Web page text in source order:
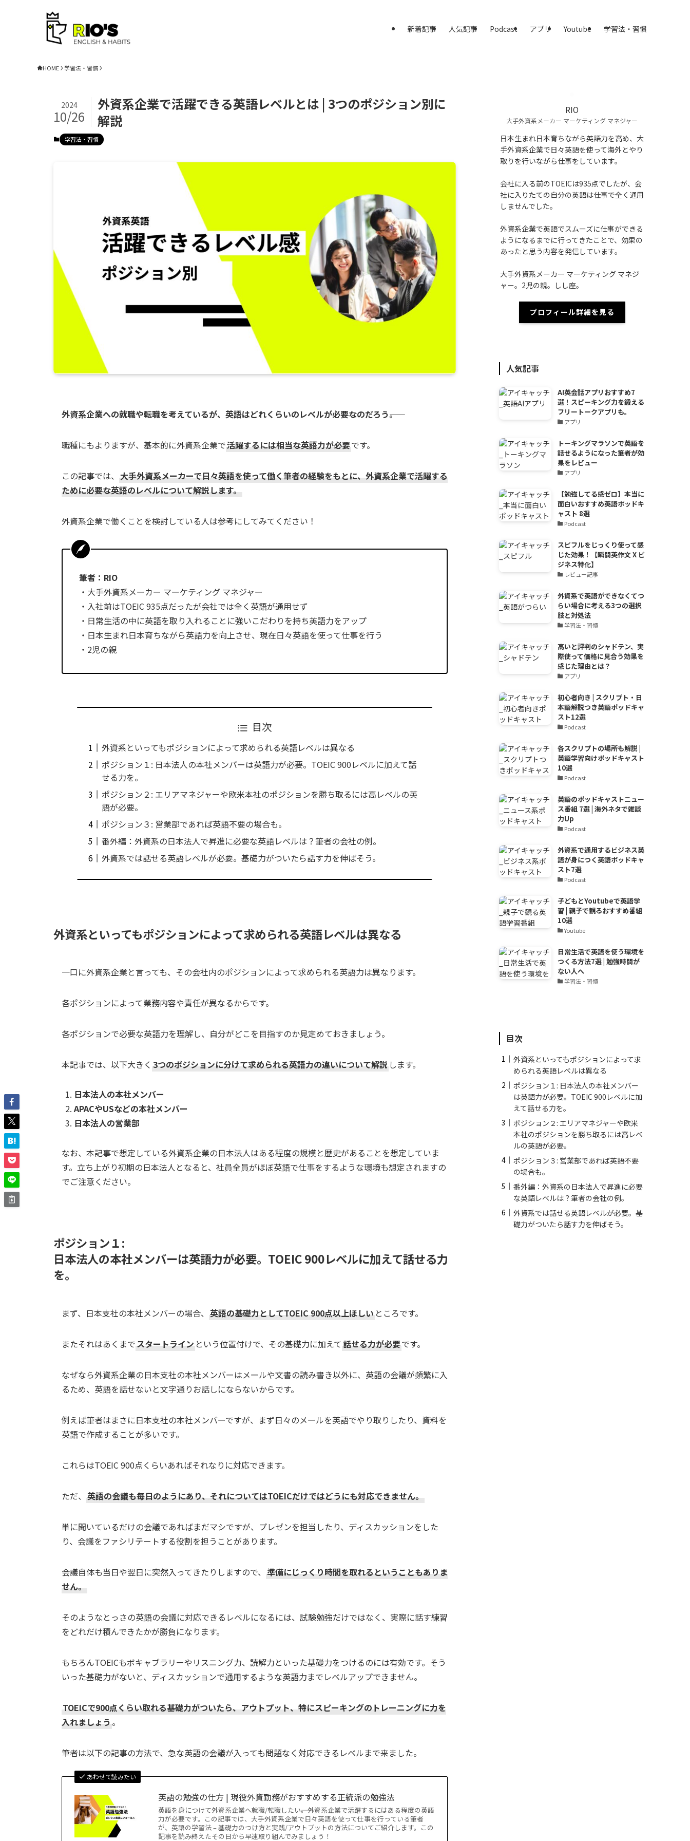
新着記事 人気記事 Podcast アプリ Youtube 学習法・習慣
HOME 学習法・習慣
外資系企業で活躍できる英語レベルとは | 3つのポジション別に
解説
2024
10/26
学習法・習慣
外資系企業への就職や転職を考えているが、英語はどれくらいのレベルが必要なのだろう――。
職種にもよりますが、基本的に外資系企業で活躍するには相当な英語力が必要です。
この記事では、 大手外資系メーカーで日々英語を使って働く筆者の経験をもとに、外資系企業で活躍する
ために必要な英語のレベルについて解説します。
外資系企業で働くことを検討している人は参考にしてみてください！
筆者：RIO
・大手外資系メーカー マーケティング マネジャー
・入社前はTOEIC 935点だったが会社では全く英語が通用せず
・日常生活の中に英語を取り入れることに強いこだわりを持ち英語力をアップ
・日本生まれ日本育ちながら英語力を向上させ、現在日々英語を使って仕事を行う
・2児の親
目次
外資系といってもポジションによって求められる英語レベルは異なる
ポジション１: 日本法人の本社メンバーは英語力が必要。TOEIC 900レベルに加えて話
せる力を。
ポジション２: エリアマネジャーや欧米本社のポジションを勝ち取るには高レベルの英
語が必要。
ポジション３: 営業部であれば英語不要の場合も。
番外編：外資系の日本法人で昇進に必要な英語レベルは？筆者の会社の例。
外資系では話せる英語レベルが必要。基礎力がついたら話す力を伸ばそう。
外資系といってもポジションによって求められる英語レベルは異なる
一口に外資系企業と言っても、その会社内のポジションによって求められる英語力は異なります。
各ポジションによって業務内容や責任が異なるからです。
各ポジションで必要な英語力を理解し、自分がどこを目指すのか見定めておきましょう。
本記事では、以下大きく 3つのポジションに分けて求められる英語力の違いについて解説 します。
日本法人の本社メンバー
APACやUSなどの本社メンバー
日本法人の営業部
なお、本記事で想定している外資系企業の日本法人はある程度の規模と歴史があることを想定していま
す。立ち上がり初期の日本法人となると、社員全員がほぼ英語で仕事をするような環境も想定されますの
でご注意ください。
ポジション１:
日本法人の本社メンバーは英語力が必要。TOEIC 900レベルに加えて話せる力
を。
まず、日本支社の本社メンバーの場合、 英語の基礎力としてTOEIC 900点以上ほしい ところです。
またそれはあくまでスタートライン という位置付けで、その基礎力に加えて 話せる力が必要です。
なぜなら外資系企業の日本支社の本社メンバーはメールや文書の読み書き以外に、英語の会議が頻繁に入
るため、英語を話せないと文字通りお話しにならないからです。
例えば筆者はまさに日本支社の本社メンバーですが、まず日々のメールを英語でやり取りしたり、資料を
英語で作成することが多いです。
これらはTOEIC 900点くらいあればそれなりに対応できます。
ただ、 英語の会議も毎日のようにあり、それについてはTOEICだけではどうにも対応できません。
単に聞いているだけの会議であればまだマシですが、プレゼンを担当したり、ディスカッションをした
り、会議をファシリテートする役割を担うことがあります。
会議自体も当日や翌日に突然入ってきたりしますので、 準備にじっくり時間を取れるということもありま
せん。
そのようなとっさの英語の会議に対応できるレベルになるには、試験勉強だけではなく、実際に話す練習
をどれだけ積んできたかが勝負になります。
もちろんTOEICもボキャブラリーやリスニング力、読解力といった基礎力をつけるのには有効です。そう
いった基礎力がないと、ディスカッションで通用するような英語力までレベルアップできません。
TOEICで900点くらい取れる基礎力がついたら、アウトプット、特にスピーキングのトレーニングに力を
入れましょう 。
筆者は以下の記事の方法で、急な英語の会議が入っても問題なく対応できるレベルまで来ました。
あわせて読みたい
英語の勉強の仕方 | 現役外資勤務がおすすめする正統派の勉強法
英語を身につけて外資系企業へ就職/転職したい――。外資系企業で活躍するにはある程度の英語
力が必要です。この記事では、大手外資系企業で日々英語を使って仕事を行っている筆者
が、英語の学習法 – 基礎力のつけ方と実践/アウトプットの方法についてご紹介します。この
記事を読み終えたその日から早速取り組んでみましょう！
RIO
大手外資系メーカー マーケティング マネジャー
日本生まれ日本育ちながら英語力を高め、大
手外資系企業で日々英語を使って海外とやり
取りを行いながら仕事をしています。
会社に入る前のTOEICは935点でしたが、会
社に入りたての自分の英語は仕事で全く通用
しませんでした。
外資系企業で英語でスムーズに仕事ができる
ようになるまでに行ってきたことで、効果の
あったと思う内容を発信しています。
大手外資系メーカー マーケティング マネジ
ャー。2児の親。しし座。
プロフィール詳細を見る
人気記事
AI英会話アプリおすすめ7
選！スピーキング力を鍛える
フリートークアプリも。
アプリ
トーキングマラソンで英語を
話せるようになった筆者が効
果をレビュー
アプリ
【勉強してる感ゼロ】本当に
面白いおすすめ英語ポッドキ
ャスト 8選
Podcast
スピフルをじっくり使って感
じた効果！【瞬間英作文 X ビ
ジネス特化】
レビュー記事
外資系で英語ができなくてつ
らい場合に考える3つの選択
肢と対処法
学習法・習慣
高いと評判のシャドテン、実
際使って価格に見合う効果を
感じた理由とは？
アプリ
初心者向き | スクリプト・日
本語解説つき英語ポッドキャ
スト12選
Podcast
各スクリプトの場所も解説 |
英語学習向けポッドキャスト
10選
Podcast
英語のポッドキャストニュー
ス番組 7選 | 海外ネタで雑談
力Up
Podcast
外資系で通用するビジネス英
語が身につく英語ポッドキャ
スト7選
Podcast
子どもとYoutubeで英語学
習 | 親子で観るおすすめ番組
10選
Youtube
日常生活で英語を使う環境を
つくる方法7選 | 勉強時間が
ない人へ
学習法・習慣
目次
外資系といってもポジションによって求
められる英語レベルは異なる
ポジション１: 日本法人の本社メンバー
は英語力が必要。TOEIC 900レベルに加
えて話せる力を。
ポジション２: エリアマネジャーや欧米
本社のポジションを勝ち取るには高レベ
ルの英語が必要。
ポジション３: 営業部であれば英語不要
の場合も。
番外編：外資系の日本法人で昇進に必要
な英語レベルは？筆者の会社の例。
外資系では話せる英語レベルが必要。基
礎力がついたら話す力を伸ばそう。